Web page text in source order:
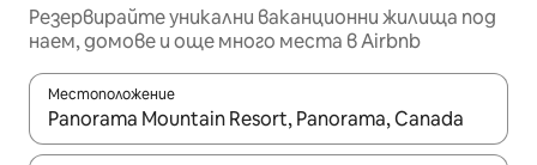
Резервирайте уникални ваканционни жилища под
наем, домове и още много места в Airbnb
Местоположение
Когато резултатите се покажат, използвайте